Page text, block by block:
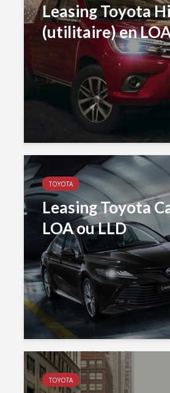
Leasing Toyota
(utilitaire) en
TOYOTA
Leasing Toyota
LOA ou LLD
TOYOTA